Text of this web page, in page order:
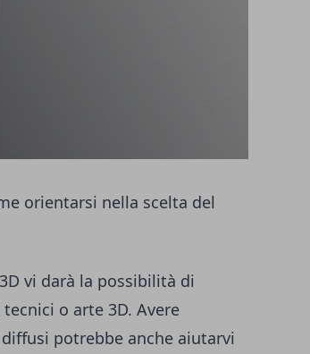
orientarsi nella scelta del
vi darà la possibilità di
o arte 3D. Avere
potrebbe anche aiutarvi